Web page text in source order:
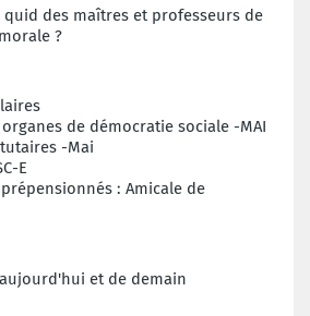
quid des maîtres et professeurs de
?
organes de démocratie sociale -MAI
-Mai
E
: Amicale de
et de demain